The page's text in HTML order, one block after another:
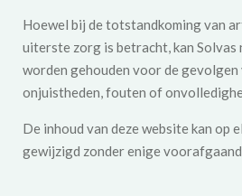
Hoewel bij de totstandkoming van
uiterste zorg is betracht, kan Solvas
worden gehouden voor de
onjuistheden, fouten of
De inhoud van deze website kan op
gewijzigd zonder enige